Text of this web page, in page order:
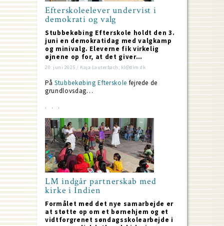
Efterskoleelever undervist i
demokrati og valg
Stubbekøbing Efterskole holdt den 3.
juni en demokratidag med valgkamp
og minivalg. Eleverne fik virkelig
øjnene op for, at det giver…
20. juni 2025 / Kaja Lauterbach, kl@dlm.dk
På Stubbekøbing Efterskole fejrede de
grundlovsdag…
LM indgår partnerskab med
kirke i Indien
Formålet med det nye samarbejde er
at støtte op om et børnehjem og et
vidtforgrenet søndagsskolearbejde i